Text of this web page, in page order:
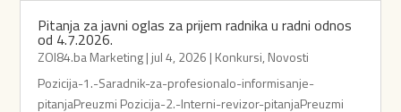
Pitanja za javni oglas za prijem radnika u radni odnos
od 4.7.2026.
ZOI84.ba Marketing| jul 4, 2026 | Konkursi, Novosti
Pozicija-1.-Saradnik-za-profesionalo-informisanje-
pitanjaPreuzmi Pozicija-2.-Interni-revizor-pitanjaPreuzmi